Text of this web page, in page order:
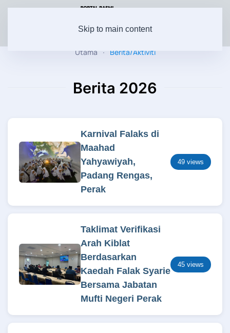
Skip to main content
Utama Berita/Aktiviti
Berita 2026
Karnival Falaks di
Maahad
Yahyawiyah,
Padang Rengas,
Perak
49 views
Taklimat Verifikasi
Arah Kiblat
Berdasarkan
Kaedah Falak Syarie
Bersama Jabatan
Mufti Negeri Perak
45 views